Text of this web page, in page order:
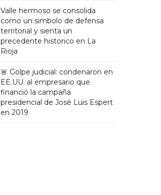
Valle hermoso se consolida
como un simbolo de defensa
territorial y sienta un
precedente historico en La
Rioja
🚨 Golpe judicial: condenaron en
EE.UU. al empresario que
financió la campaña
presidencial de José Luis Espert
en 2019